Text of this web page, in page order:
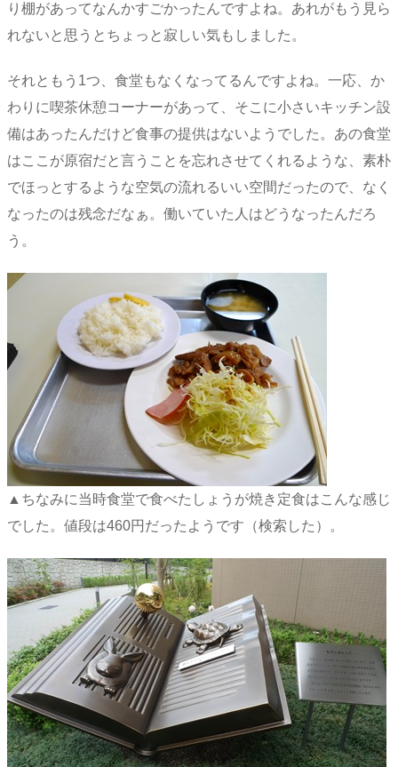
り棚があってなんかすごかったんですよね。あれがもう見ら
れないと思うとちょっと寂しい気もしました。
それともう1つ、食堂もなくなってるんですよね。一応、か
わりに喫茶休憩コーナーがあって、そこに小さいキッチン設
備はあったんだけど食事の提供はないようでした。あの食堂
はここが原宿だと言うことを忘れさせてくれるような、素朴
でほっとするような空気の流れるいい空間だったので、なく
なったのは残念だなぁ。働いていた人はどうなったんだろ
う。
▲ちなみに当時食堂で食べたしょうが焼き定食はこんな感じ
でした。値段は460円だったようです（検索した）。